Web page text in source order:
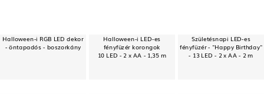
Halloween-i RGB LED dekor
- öntapadós - boszorkány
Halloween-i LED-es
fényfüzér korongok
10 LED - 2 x AA - 1,35 m
Születésnapi LED-es
fényfüzér - "Happy Birthday"
- 13 LED - 2 x AA - 2 m